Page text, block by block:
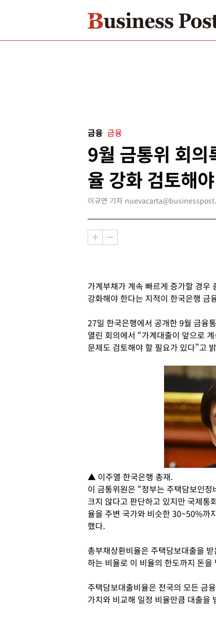
금융 금융
9월 금통위 회
율 강화 검토해
이규연 기자
가계부채가 계속 빠르게 증가할 경우
강화해야 한다는 지적이 한국은행 금
27일 한국은행에서 공개한 9월 금융
열린 회의에서 “가계대출이 앞으로
문제도 검토해야 할 필요가 있다”고
▲ 이주열 한국은행 총재.
이 금통위원은 “정부는 주택담보인
크지 않다고 판단하고 있지만 국제통
율을 주변 국가와 비슷한 30~50%까
했다.
총부채상환비율은 주택담보대출을
하는 비율로 이 비율의 한도까지 돈
주택담보대출비율은 전국의 모든 금
가치와 비교해 일정 비율만큼 대출을